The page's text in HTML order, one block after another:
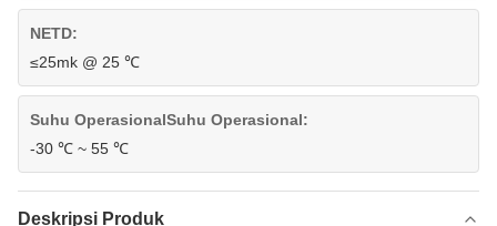
NETD:
≤25mk @ 25 ℃
Suhu OperasionalSuhu Operasional:
-30 ℃ ~ 55 ℃
Deskripsi Produk